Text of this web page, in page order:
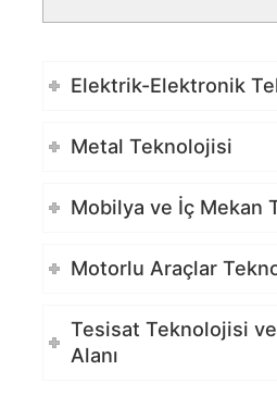
Elektrik-Elektronik
Metal Teknolojisi
Mobilya ve İç Mekan
Motorlu Araçlar
Tesisat Teknolojisi
Alanı